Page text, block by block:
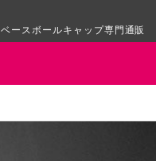
ベースボールキャップ専門通販